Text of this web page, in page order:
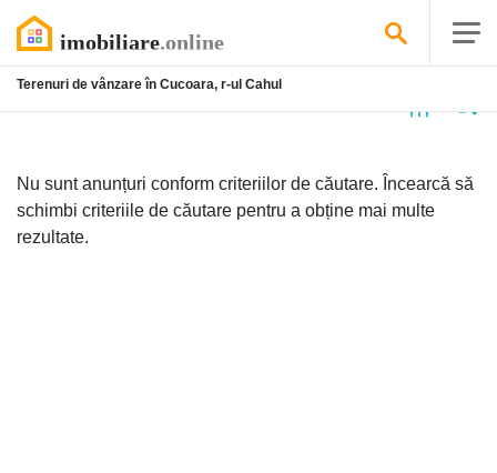
Terenuri de vânzare în Cucoara, r-ul Cahul
Nu sunt anunțuri conform criteriilor de căutare. Încearcă să
schimbi criteriile de căutare pentru a obține mai multe
rezultate.